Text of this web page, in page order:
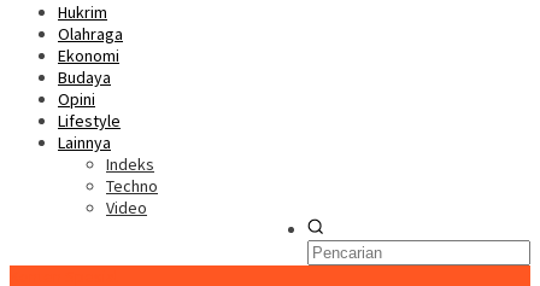
Hukrim
Olahraga
Ekonomi
Budaya
Opini
Lifestyle
Lainnya
Indeks
Techno
Video